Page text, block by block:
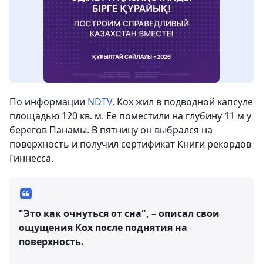
По информации NDTV, Кох жил в подводной капсуле
площадью 120 кв. м. Ее поместили на глубину 11 м у
берегов Панамы. В пятницу он выбрался на
поверхность и получил сертификат Книги рекордов
Гиннесса.
"Это как очнуться от сна", – описал свои
ощущения Кох после поднятия на
поверхность.